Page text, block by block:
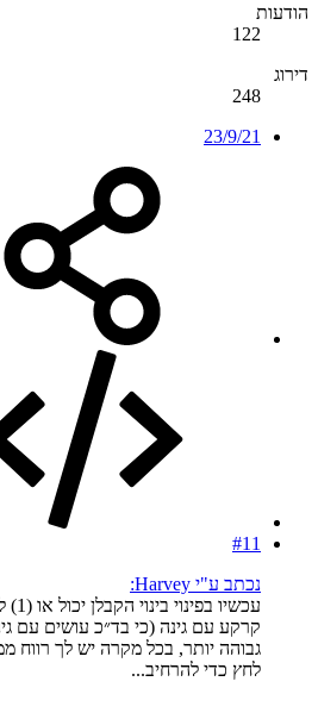
הודעות
122
דירוג
248
23/9/21
#11
נכתב ע"י Harvey:
גבוהה יותר, בכל מקרה יש לך רווח
לחץ כדי להרחיב...